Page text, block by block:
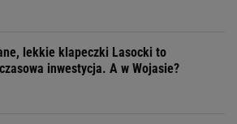
lekkie klapeczki Lasocki to
inwestycja. A w Wojasie?